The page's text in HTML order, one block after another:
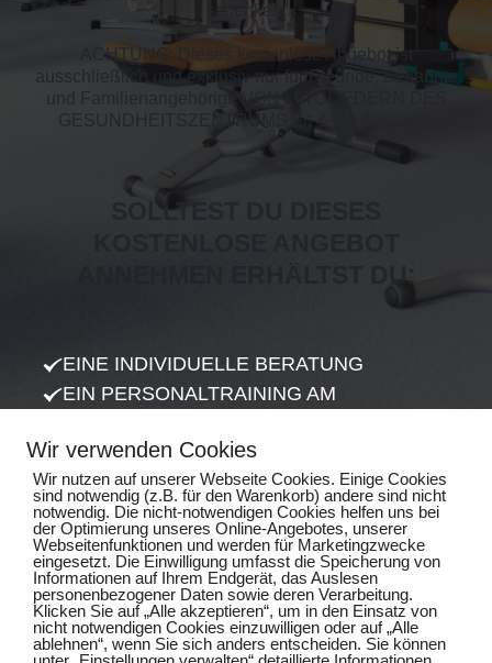
schenken.
ACHTUNG: Dieses kostenlose Angebot ist
ausschließlich und exklusiv nur für Freunde, Bekannte
und Familienangehörige VON MITGLIEDERN DES
GESUNDHEITSZENTRUMS Fit & fun Ansbach.
SOLLTEST DU DIESES
ANNEHMEN ERHÄLTST DU:
EINE INDIVIDUELLE BERATUNG
EIN PERSONALTRAINING AM
EIN PERSONALTRAINING IM FASZIEN- &
BEWEGLICHKEITSZIRKEL
EINE
KÖRPERZUSAMMENSETZUNGSANALYSE
HIER KLICKEN UND
KOSTENLOSES GESCHENK
SICHERN!
Wir verwenden Cookies
Wir nutzen auf unserer Webseite Cookies. Einige Cookies
sind notwendig (z.B. für den Warenkorb) andere sind nicht
notwendig. Die nicht-notwendigen Cookies helfen uns bei
der Optimierung unseres Online-Angebotes, unserer
Webseitenfunktionen und werden für Marketingzwecke
eingesetzt. Die Einwilligung umfasst die Speicherung von
Informationen auf Ihrem Endgerät, das Auslesen
personenbezogener Daten sowie deren Verarbeitung.
Klicken Sie auf „Alle akzeptieren“, um in den Einsatz von
nicht notwendigen Cookies einzuwilligen oder auf „Alle
ablehnen“, wenn Sie sich anders entscheiden. Sie können